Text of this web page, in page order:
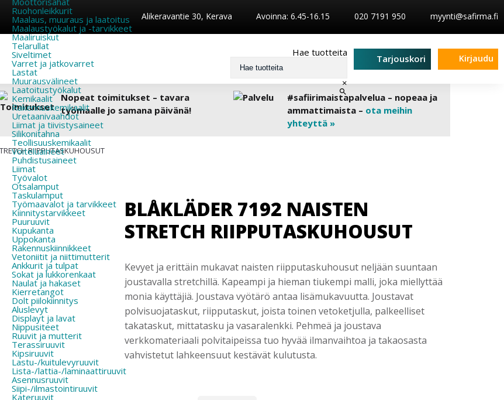
Alikeravantie 30, Kerava Avoinna: 6.45-16.15 020 7191 950 myynti@safirma.fi
Ruohonleikkurit
Maalaus, muuraus ja laatoitus
Maalaustyökalut ja -tarvikkeet
Maaliruiskut
Telarullat
Siveltimet
Varret ja jatkovarret
Lastat
Muurausvälineet
Laatoitustyökalut
Kemikaalit
Rakennuskemikaalit
Uretaanivaahdot
Liimat ja tiivistysaineet
Silikonitahna
Teollisuuskemikaalit
Voiteluaineet
Puhdistusaineet
Liimat
Työvalot
Otsalamput
Taskulamput
Työmaavalot ja tarvikkeet
Kiinnitys­tarvikkeet
Puuruuvit
Kupukanta
Uppokanta
Rakennuskiinnikkeet
Vetoniitit ja niittimutterit
Ankkurit ja tulpat
Sokat ja lukkorenkaat
Naulat ja hakaset
Kierretangot
Dolt piilokiinnitys
Aluslevyt
Displayt ja lavat
Nippusiteet
Ruuvit ja mutterit
Terassiruuvit
Kipsiruuvit
Lastu-/kuitulevyruuvit
Lista-/lattia-/laminaattiruuvit
Asennusruuvit
Siipi-/ilmastointiruuvit
Kateruuvit
Hae tuotteita
×
Tarjouskori Kirjaudu
Nopeat toimitukset – tavara
työmaalle jo samana päivänä!
#safiirimaistapalvelua – nopeaa ja
ammattimaista – ota meihin
yhteyttä »
RIIPPUTASKUHOUSUT
BLÅKLÄDER 7192 NAISTEN
STRETCH RIIPPUTASKUHOUSUT
Kevyet ja erittäin mukavat naisten riipputaskuhousut neljään suuntaan
joustavalla stretchillä. Kapeampi ja hieman tiukempi malli, joka miellyttää
monia käyttäjiä. Joustava vyötärö antaa lisämukavuutta. Joustavat
polvisuojataskut, riipputaskut, joista toinen vetoketjulla, palkeelliset
takataskut, mittatasku ja vasaralenkki. Pehmeä ja joustava
verkkomateriaali polvitaipeissa tuo hyvää ilmanvaihtoa ja takaosasta
vahvistetut lahkeensuut kestävät kulutusta.